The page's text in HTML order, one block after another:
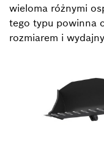
wieloma różnymi
tego typu powinna
rozmiarem i